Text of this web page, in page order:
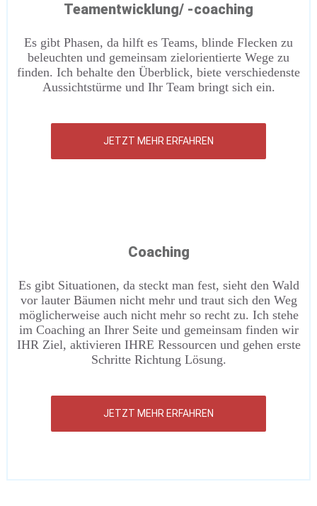
Teamentwicklung/ -coaching
Es gibt Phasen, da hilft es Teams, blinde Flecken zu
beleuchten und gemeinsam zielorientierte Wege zu
finden. Ich behalte den Überblick, biete verschiedenste
Aussichtstürme und Ihr Team bringt sich ein.
JETZT MEHR ERFAHREN
Coaching
Es gibt Situationen, da steckt man fest, sieht den Wald
vor lauter Bäumen nicht mehr und traut sich den Weg
möglicherweise auch nicht mehr so recht zu. Ich stehe
im Coaching an Ihrer Seite und gemeinsam finden wir
IHR Ziel, aktivieren IHRE Ressourcen und gehen erste
Schritte Richtung Lösung.
JETZT MEHR ERFAHREN